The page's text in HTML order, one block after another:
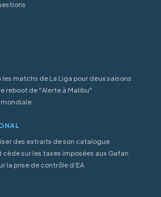
matchs de La Liga pour deux saisons
reboot de "Alerte à Malibu"
mondiale
des extraits de son catalogue
sur les taxes imposées aux Gafan
la prise de contrôle d’EA